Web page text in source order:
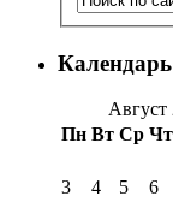
Календарь
Август
Пн Вт Ср Чт
3
4 5 6